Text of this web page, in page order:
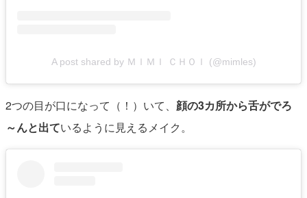
A post shared by ＭＩＭＩ ＣＨＯＩ (@mimles)
2つの目が口になって（！）いて、 顔の3カ所から舌がでろ
～んと出ているように見えるメイク。